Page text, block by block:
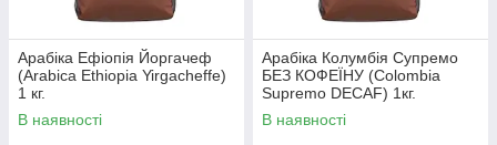
Арабіка Ефіопія Йоргачеф
(Arabica Ethiopia Yirgacheffe)
1 кг.
В наявності
Арабіка Колумбія Супремо
БЕЗ КОФЕЇНУ (Colombia
Supremo DECAF) 1кг.
В наявності